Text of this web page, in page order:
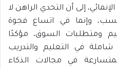
إلى أن التحدي الراهن لا
وإنما في اتساع فجوة
ومتطلبات السوق، مؤكدًا
في التعليم والتدريب
في مجالات الذكاء